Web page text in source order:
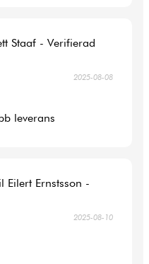
Staaf - Verifierad
2025-08-08
leverans
Eilert Ernstsson -
2025-08-10